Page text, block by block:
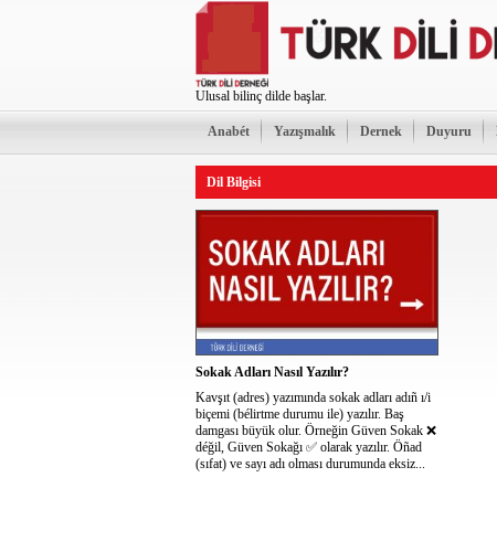
Ulusal bilinç dilde başlar.
Anabét Yazışmalık Dernek Duyuru
Dil Bilgisi
Sokak Adları Nasıl Yazılır?
Kavşıt (adres) yazımında sokak adları adıñ ı/i
biçemi (bélirtme durumu ile) yazılır. Baş
damgası büyük olur. Örneğin Güven Sokak ❌
déğil, Güven Sokağı ✅ olarak yazılır. Öñad
(sıfat) ve sayı adı olması durumunda eksiz...